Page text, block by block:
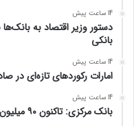
14 ساعت پیش
دستور وزیر اقتصاد به
بانکی
14 ساعت پیش
امارات رکورد‌های تازه‌ای در
14 ساعت پیش
بانک مرکزی: تاکنون ۹۰ میلیون کیف پول برای ایرانیان ساخته شده است